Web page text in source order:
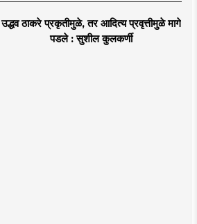
उद्धव ठाकरे प्रकृतीमुळे, तर आदित्य प्रवृत्तीमुळे मागे
पडले : सुशील कुलकर्णी